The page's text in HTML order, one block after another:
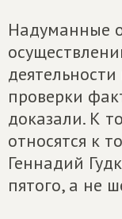
Надуманные
проверки
доказали. К
относятся к
Геннадий
пятого, а не